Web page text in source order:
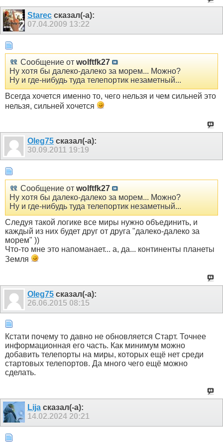
Starec сказал(-а):
07.04.2009 13:22
Сообщение от wolftfk27
Ну хотя бы далеко-далеко за морем... Можно?
Ну и где-нибудь туда телепортик незаметный...
Всегда хочется именно то, чего нельзя и чем сильней это
нельзя, сильней хочется
Oleg75 сказал(-а):
30.09.2011 19:19
Сообщение от wolftfk27
Ну хотя бы далеко-далеко за морем... Можно?
Ну и где-нибудь туда телепортик незаметный...
Следуя такой логике все миры нужно объединить, и
каждый из них будет друг от друга "далеко-далеко за
морем" ))
Что-то мне это напоманает... а, да... континенты планеты
Земля
Оlеg75 сказал(-а):
26.06.2015 08:15
Кстати почему то давно не обновляется Старт. Точнее
информационная его часть. Как минимум можно
добавить телепорты на миры, которых ещё нет среди
стартовых телепортов. Да много чего ещё можно
сделать.
Lija сказал(-а):
14.02.2024 20:21